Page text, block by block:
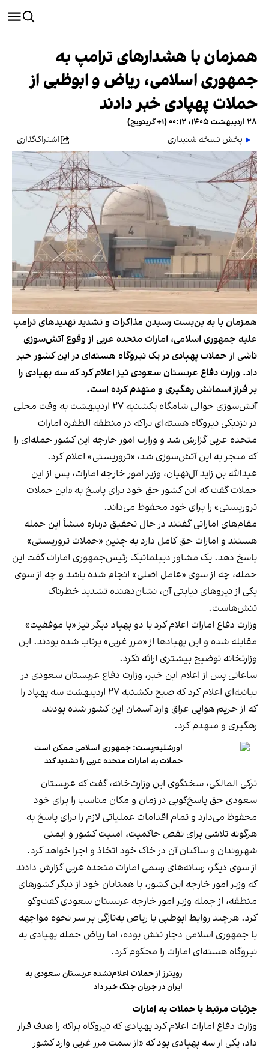
همزمان با هشدارهای ترامپ به
جمهوری اسلامی، ریاض و ابوظبی از
حملات پهپادی خبر دادند
۲۸ اردیبهشت ۱۴۰۵، ۰۰:۱۲ (‎+۱ گرینویچ)
پخش نسخه شنیداری
اشتراک‌گذاری
همزمان با به بن‌بست رسیدن مذاکرات و تشدید تهدید‌های ترامپ
علیه جمهوری اسلامی، امارات متحده عربی از وقوع آتش‌سوزی
ناشی از حملات پهپادی در یک نیروگاه هسته‌ای در این کشور خبر
داد. وزارت دفاع عربستان سعودی نیز اعلام کرد که سه پهپادی را
بر فراز آسمانش رهگیری و منهدم کرده است.
آتش‌سوزی حوالی شامگاه یکشنبه ۲۷ اردیبهشت به وقت محلی
در نزدیکی نیروگاه هسته‌ای براکه در منطقه الظفره امارات
متحده عربی گزارش شد و وزارت امور خارجه این کشور حمله‌ای را
که منجر به این آتش‌سوزی شد، «تروریستی» اعلام کرد.
عبدالله بن زاید آل‌نهیان، وزیر امور خارجه امارات، پس از این
حملات گفت که این کشور حق خود برای پاسخ به «این حملات
تروریستی» را برای خود محفوظ می‌داند.
مقام‌های اماراتی گفتند در حال تحقیق درباره منشأ این حمله
هستند و امارات حق کامل دارد به چنین «حملات تروریستی»
پاسخ دهد. یک مشاور دیپلماتیک رئیس‌جمهوری امارات گفت این
حمله، چه از سوی «عامل اصلی» انجام شده باشد و چه از سوی
یکی از نیروهای نیابتی آن، نشان‌دهنده تشدید خطرناک
تنش‌هاست.
وزارت دفاع امارات اعلام کرد با دو پهپاد دیگر نیز «با موفقیت»
مقابله شده و این پهپادها از «مرز غربی» پرتاب شده بودند. این
وزارتخانه توضیح بیشتری ارائه نکرد.
ساعاتی پس از اعلام این خبر، وزارت دفاع عربستان سعودی در
بیانیه‌ای اعلام کرد که صبح یکشنبه ۲۷ اردیبهشت سه پهپاد را
که از حریم هوایی عراق وارد آسمان این کشور شده بودند،
رهگیری و منهدم کرد.
اورشلیم‌پست: جمهوری اسلامی ممکن است
حملات به امارات متحده عربی را تشدید کند
ترکی المالکی، سخنگوی این وزارت‌خانه، گفت که عربستان
سعودی حق پاسخ‌گویی در زمان و مکان مناسب را برای خود
محفوظ می‌دارد و تمام اقدامات عملیاتی لازم را برای پاسخ به
هرگونه تلاشی برای نقض حاکمیت، امنیت کشور و ایمنی
شهروندان و ساکنان آن در خاک خود اتخاذ و اجرا خواهد کرد.
از سوی دیگر، رسانه‌های رسمی امارات متحده عربی گزارش دادند
که وزیر امور خارجه این کشور، با همتایان خود از دیگر کشورهای
منطقه، از جمله وزیر امور خارجه عربستان سعودی گفت‌وگو
کرد. هرچند روابط ابوظبی با ریاض به‌تازگی بر سر نحوه مواجهه
با جمهوری اسلامی دچار تنش بوده، اما ریاض حمله پهپادی به
نیروگاه هسته‌ای امارات را محکوم کرد.
رویترز از حملات اعلام‌نشده عربستان سعودی به
ایران در جریان جنگ خبر داد
جزئیات مرتبط با حملات به امارات
وزارت دفاع امارات اعلام کرد پهپادی که نیروگاه براکه را هدف قرار
داد، یکی از سه پهپادی بود که «از سمت مرز غربی وارد کشور